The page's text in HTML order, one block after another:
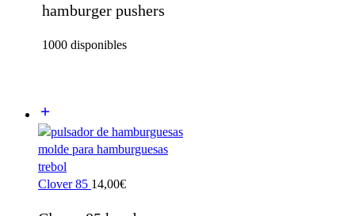
hamburger pushers
1000 disponibles
Clover 85 14,00€